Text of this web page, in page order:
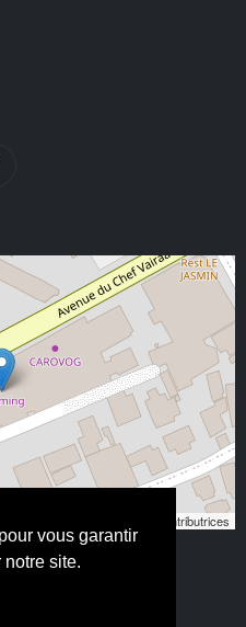
vous garantir
notre site.
contributeurs/contributrices